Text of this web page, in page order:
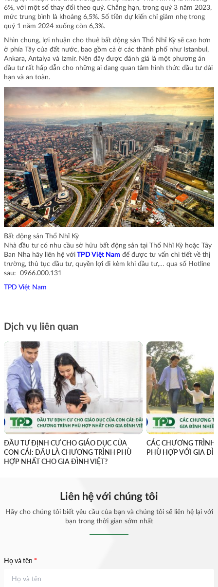
6%, với một số thay đổi theo quý. Chẳng hạn, trong quý 3 năm 2023,
mức trung bình là khoảng 6,5%. Số tiền dự kiến ​​chỉ giảm nhẹ trong
quý 1 năm 2024 xuống còn 6,3%.
Nhìn chung, lợi nhuận cho thuê bất động sản Thổ Nhĩ Kỳ sẽ cao hơn
ở phía Tây của đất nước, bao gồm cả ở các thành phố như Istanbul,
Ankara, Antalya và Izmir. Nên đây được đánh giá là một phương án
đầu tư rất hấp dẫn cho những ai đang quan tâm hình thức đầu tư dài
hạn và an toàn.
Bất động sản Thổ Nhĩ Kỳ
Nhà đầu tư có nhu cầu sở hữu bất động sản tại Thổ Nhĩ Kỳ hoặc Tây
Ban Nha hãy liên hệ với TPD Việt Nam để được tư vấn chi tiết về thị
trường, thủ tục đầu tư, quyền lợi đi kèm khi đầu tư,… qua số Hotline
sau: 0966.000.131
TPD Việt Nam
Dịch vụ liên quan
ĐẦU TƯ ĐỊNH CƯ CHO GIÁO DỤC CỦA
CON CÁI: ĐÂU LÀ CHƯƠNG TRÌNH PHÙ
HỢP NHẤT CHO GIA ĐÌNH VIỆT?
CÁC CHƯƠNG
PHÙ HỢP VỚI GIA
Liên hệ với chúng tôi
Hãy cho chúng tôi biết yêu cầu của bạn và chúng tôi sẽ liên hệ lại với
bạn trong thời gian sớm nhất
Họ và tên *